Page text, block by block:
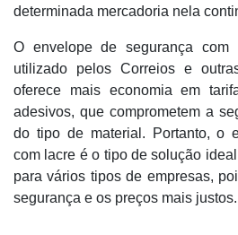
determinada mercadoria nela
O envelope de segurança com
utilizado pelos Correios e
oferece mais economia em
adesivos, que comprometem a
do tipo de material. Portanto, o
com lacre é o tipo de solução
para vários tipos de empresas,
segurança e os preços mais justos.